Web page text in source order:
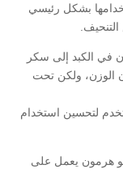
بشكل رئيسي
في الكبد إلى سكر
الوزن، ولكن تحت
لتحسين استخدام
وهو هرمون يعمل على